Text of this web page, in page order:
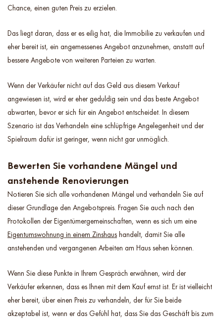
Chance, einen guten Preis zu erzielen.
Das liegt daran, dass er es eilig hat, die Immobilie zu verkaufen und
eher bereit ist, ein angemessenes Angebot anzunehmen, anstatt auf
bessere Angebote von weiteren Parteien zu warten.
Wenn der Verkäufer nicht auf das Geld aus diesem Verkauf
angewiesen ist, wird er eher geduldig sein und das beste Angebot
abwarten, bevor er sich für ein Angebot entscheidet. In diesem
Szenario ist das Verhandeln eine schlüpfrige Angelegenheit und der
Spielraum dafür ist geringer, wenn nicht gar unmöglich.
Bewerten Sie vorhandene Mängel und
anstehende Renovierungen
Notieren Sie sich alle vorhandenen Mängel und verhandeln Sie auf
dieser Grundlage den Angebotspreis. Fragen Sie auch nach den
Protokollen der Eigentümergemeinschaften, wenn es sich um eine
Eigentumswohnung in einem Zinshaus handelt, damit Sie alle
anstehenden und vergangenen Arbeiten am Haus sehen können.
Wenn Sie diese Punkte in Ihrem Gespräch erwähnen, wird der
Verkäufer erkennen, dass es Ihnen mit dem Kauf ernst ist. Er ist vielleicht
eher bereit, über einen Preis zu verhandeln, der für Sie beide
akzeptabel ist, wenn er das Gefühl hat, dass Sie das Geschäft bis zum